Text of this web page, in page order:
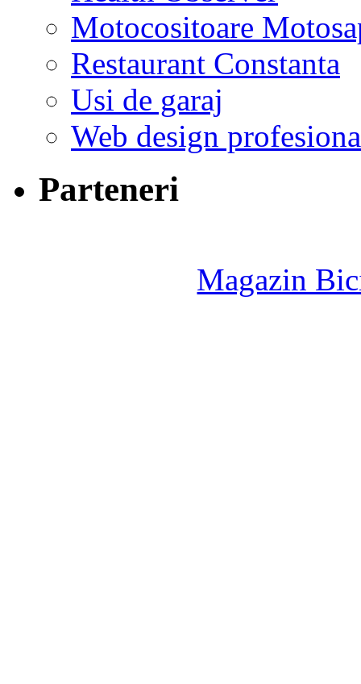
Motocositoare
Restaurant Constanta
Usi de garaj
Web design
Parteneri
Magazin